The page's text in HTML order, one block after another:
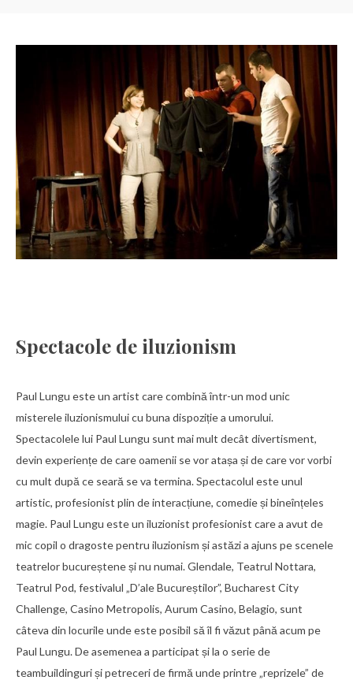
Spectacole de iluzionism
Paul Lungu este un artist care combină într-un mod unic
misterele iluzionismului cu buna dispoziție a umorului.
Spectacolele lui Paul Lungu sunt mai mult decât divertisment,
devin experiențe de care oamenii se vor atașa și de care vor vorbi
cu mult după ce seară se va termina. Spectacolul este unul
artistic, profesionist plin de interacțiune, comedie și bineînțeles
magie. Paul Lungu este un iluzionist profesionist care a avut de
mic copil o dragoste pentru iluzionism și astăzi a ajuns pe scenele
teatrelor bucureștene și nu numai. Glendale, Teatrul Nottara,
Teatrul Pod, festivalul „D’ale Bucureștilor”, Bucharest City
Challenge, Casino Metropolis, Aurum Casino, Belagio, sunt
câteva din locurile unde este posibil să îl fi văzut până acum pe
Paul Lungu. De asemenea a participat și la o serie de
teambuildinguri și petreceri de firmă unde printre „reprizele” de